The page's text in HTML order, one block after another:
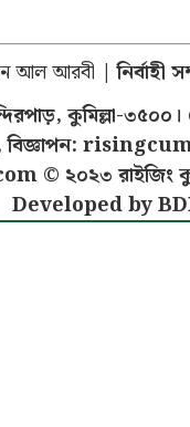
আল আরবী | নির্বাহী
কুমিল্লা-
বিজ্ঞাপন:
© ২০২৩ রাইজিং
Developed by